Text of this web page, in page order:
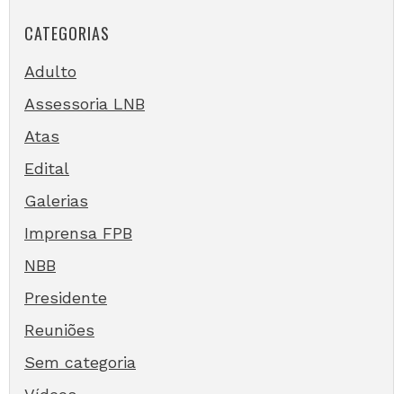
CATEGORIAS
Adulto
Assessoria LNB
Atas
Edital
Galerias
Imprensa FPB
NBB
Presidente
Reuniões
Sem categoria